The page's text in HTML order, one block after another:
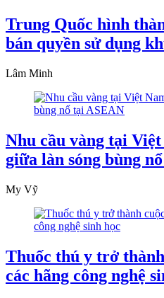
Trung Quốc hình
bán quyền sử dụng
Lâm Minh
Nhu cầu vàng tại
giữa làn sóng bùng
My Vỹ
Thuốc thú y trở
các hãng công nghệ